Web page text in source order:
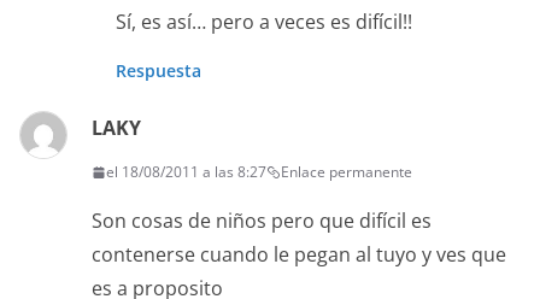
Sí, es así… pero a veces es difícil!!
Respuesta
LAKY
el 18/08/2011 a las 8:27 Enlace permanente
Son cosas de niños pero que difícil es
contenerse cuando le pegan al tuyo y ves que
es a proposito